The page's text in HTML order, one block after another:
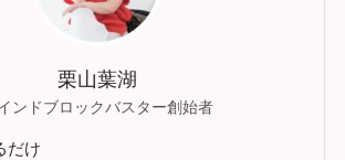
栗山葉湖
ンドブロックバスター創始者
だけ